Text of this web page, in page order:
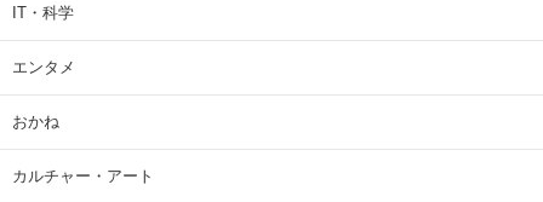
IT・科学
エンタメ
おかね
カルチャー・アート